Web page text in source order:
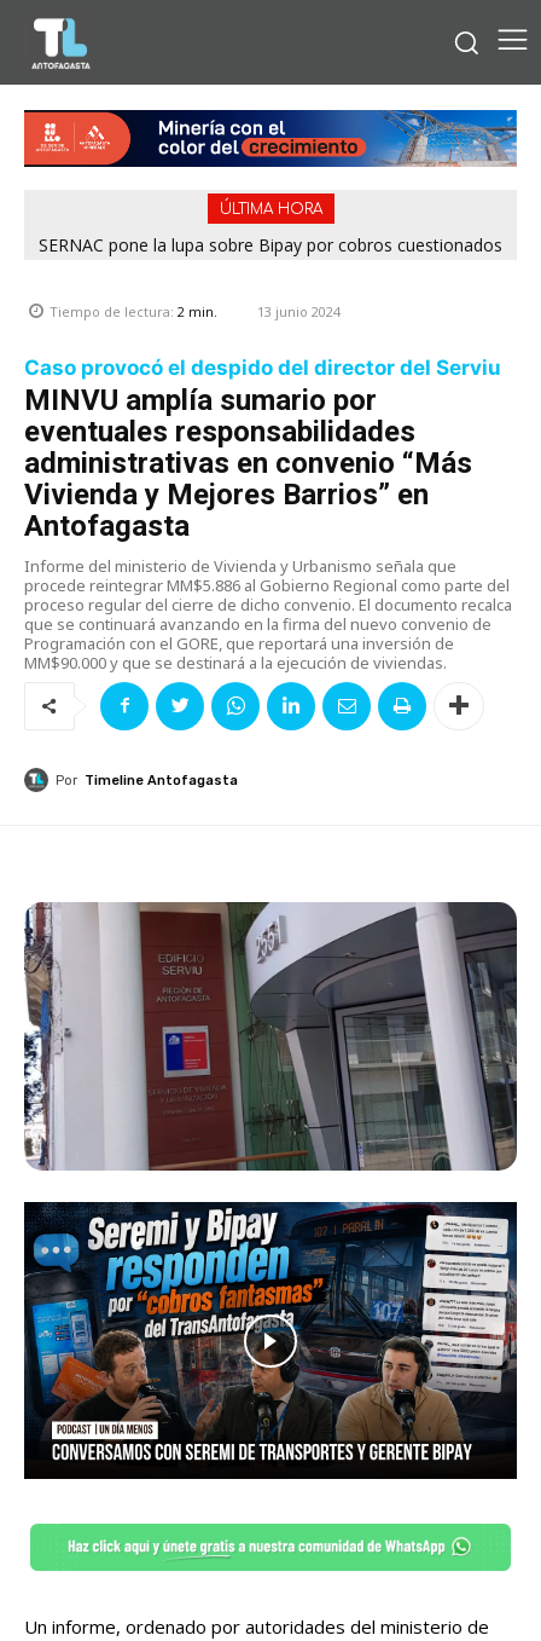
ÚLTIMA HORA
SERNAC pone la lupa sobre Bipay por cobros cuestionados
Tiempo de lectura: 2 min. 13 junio 2024
Caso provocó el despido del director del Serviu
MINVU amplía sumario por
eventuales responsabilidades
administrativas en convenio “Más
Vivienda y Mejores Barrios” en
Antofagasta
Informe del ministerio de Vivienda y Urbanismo señala que
procede reintegrar MM$5.886 al Gobierno Regional como parte del
proceso regular del cierre de dicho convenio. El documento recalca
que se continuará avanzando en la firma del nuevo convenio de
Programación con el GORE, que reportará una inversión de
MM$90.000 y que se destinará a la ejecución de viviendas.
Por Timeline Antofagasta
Un informe, ordenado por autoridades del ministerio de